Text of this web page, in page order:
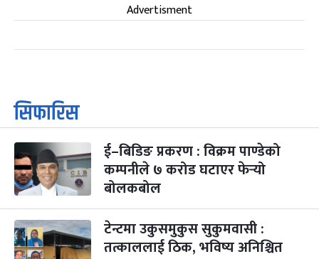
Advertisment
सिफारिस
ई–बिडिङ प्रकरण : विक्रम पाण्डेको
कम्पनीले ७ करोड घटाएर फेर्‍यो
बोलकबोल
टेन्टमा उकुसमुकुस सुकुमवासी :
तत्काललाई ठिक, भविष्य अनिश्चित